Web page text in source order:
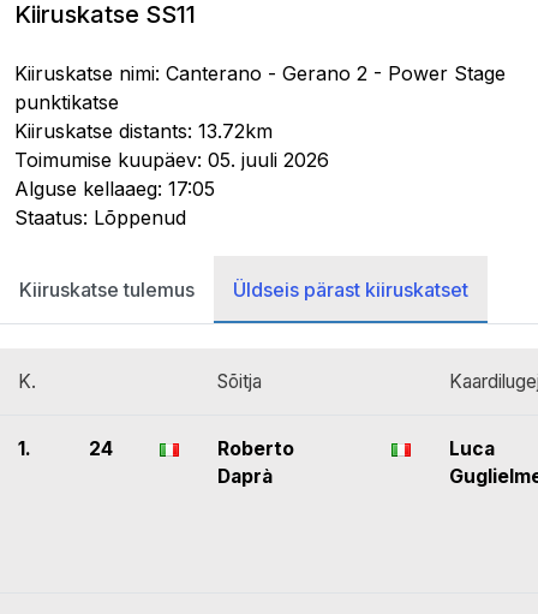
Kiiruskatse SS11
Kiiruskatse nimi: Canterano - Gerano 2 - Power Stage
punktikatse
Kiiruskatse distants: 13.72km
Toimumise kuupäev: 05. juuli 2026
Alguse kellaaeg: 17:05
Staatus: Lõppenud
Kiiruskatse tulemus Üldseis pärast kiiruskatset
K. Sõitja
1. 24
Roberto
Daprà
Luca